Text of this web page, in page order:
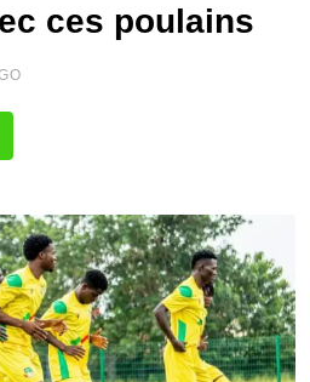
ces poulains